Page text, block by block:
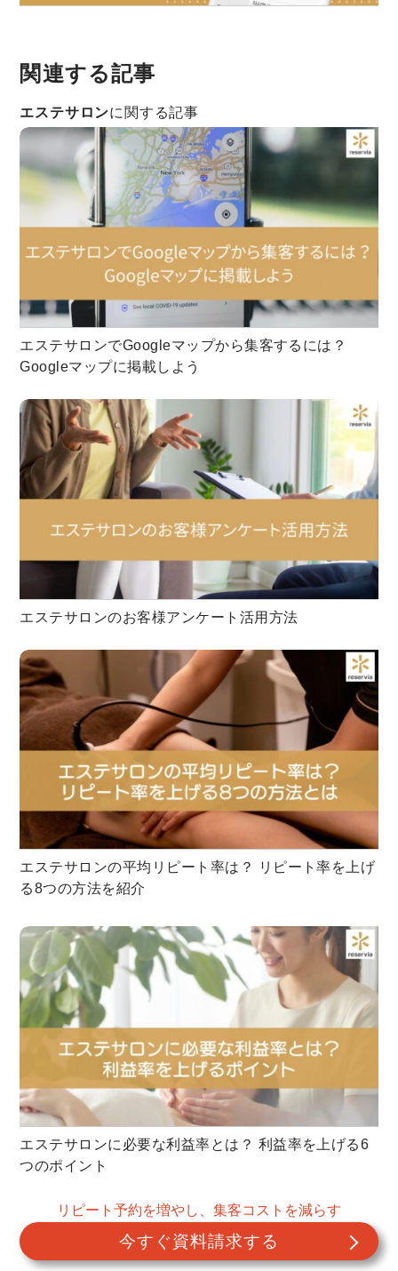
関連する記事
エステサロンに関する記事
エステサロンでGoogleマップから集客するには？
Googleマップに掲載しよう
エステサロンのお客様アンケート活用方法
エステサロンの平均リピート率は？ リピート率を上げ
る8つの方法を紹介
エステサロンに必要な利益率とは？ 利益率を上げる6
つのポイント
デザインに関する記事
リピート予約を増やし、集客コストを減らす
今すぐ資料請求する